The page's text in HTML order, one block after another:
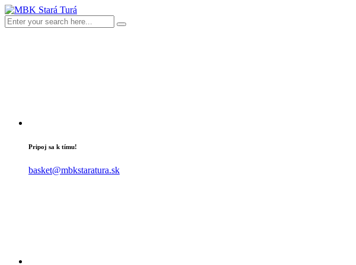
Pripoj sa k tímu!
basket@mbkstaratura.sk